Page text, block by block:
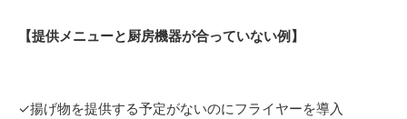
【提供メニューと厨房機器が合っていない例】
✓揚げ物を提供する予定がないのにフライヤーを導入